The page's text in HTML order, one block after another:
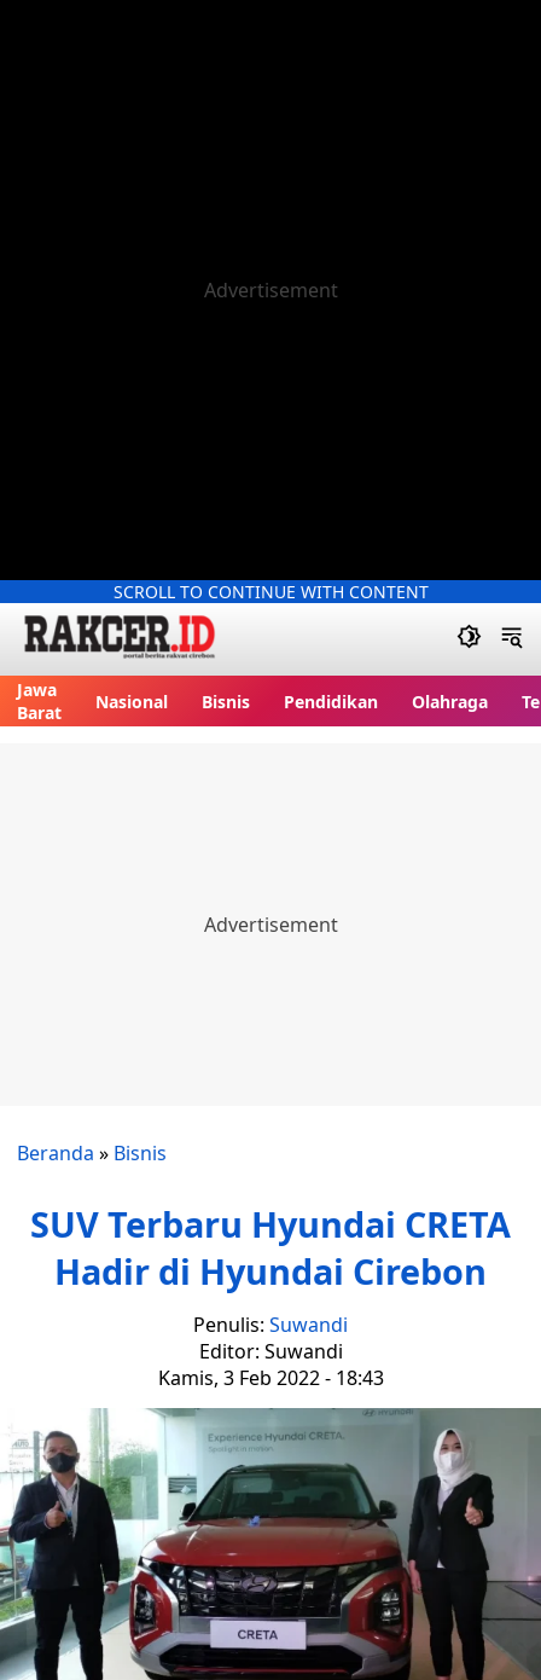
SCROLL TO CONTINUE WITH CONTENT
Jawa
Barat
Nasional Bisnis Pendidikan Olahraga
Beranda » Bisnis
SUV Terbaru Hyundai CRETA
Hadir di Hyundai Cirebon
Penulis: Suwandi
Editor: Suwandi
Kamis, 3 Feb 2022 - 18:43